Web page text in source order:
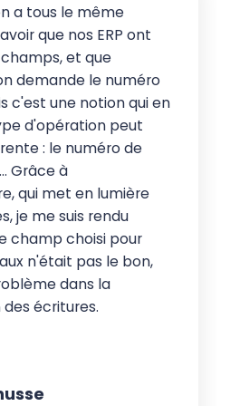
a tous le même
que nos ERP ont
et que
demande le numéro
c'est une notion qui en
d'opération peut
: le numéro de
Grâce à
qui met en lumière
je me suis rendu
champ choisi pour
n'était pas le bon,
dans la
écritures.